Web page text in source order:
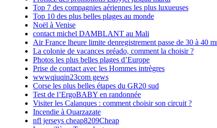
Top 7 des compagnies aériennes les plus luxueuses
Top 10 des plus belles plages au monde
Noël à Venise
contact michel DAMBLANT au Mali
Air France lheure limite denregistrement passe de 30 à 40
La colonie de vacances préado, comment la choisir ?
Photos les plus belles plages d’Europe
Prise de contact avec les Hommes intrègres
wwwqiuqin23com gews
Corse les plus belles étapes du GR20 sud
Test de l’ErgoBABY en randonnée
Visiter les Calanques : comment choisir son circuit ?
Incendie à Ouarzazate
nfl jerseys cheap8209Cheap